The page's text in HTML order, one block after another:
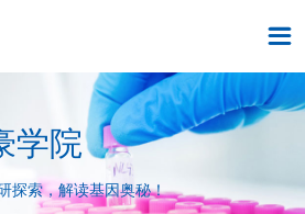

学院
探索，解读基因奥秘！